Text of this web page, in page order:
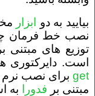
بیایید به دو ابزار
نصب خط فرمان
توزیع های مبتنی
است. دایرکتوری
get برای نصب نرم
مبتنی بر فدورا به